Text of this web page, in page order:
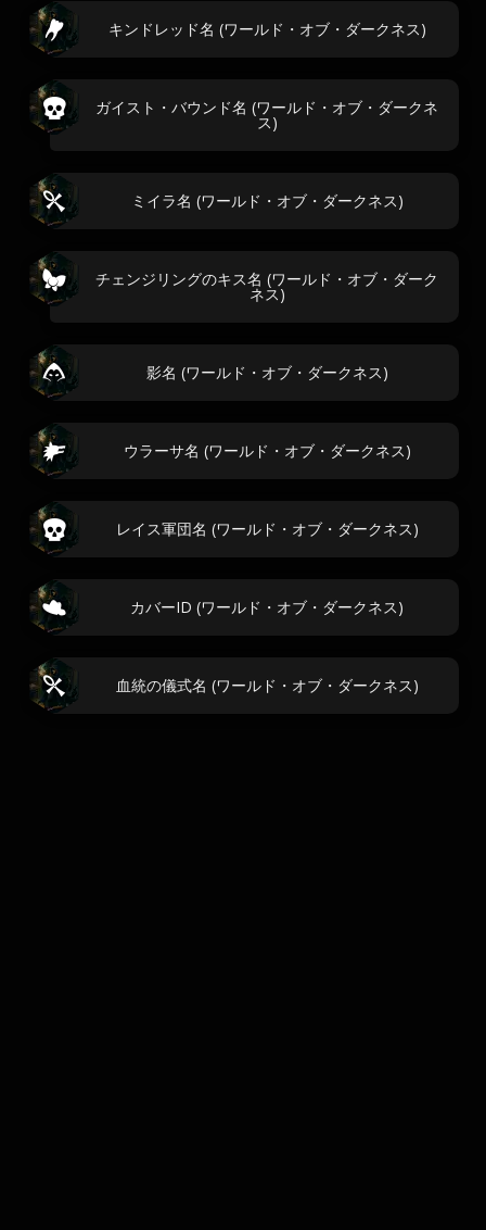
キンドレッド名 (ワールド・オブ・ダークネス)
ガイスト・バウンド名 (ワールド・オブ・ダークネ
ス)
ミイラ名 (ワールド・オブ・ダークネス)
チェンジリングのキス名 (ワールド・オブ・ダーク
ネス)
影名 (ワールド・オブ・ダークネス)
ウラーサ名 (ワールド・オブ・ダークネス)
レイス軍団名 (ワールド・オブ・ダークネス)
カバーID (ワールド・オブ・ダークネス)
血統の儀式名 (ワールド・オブ・ダークネス)